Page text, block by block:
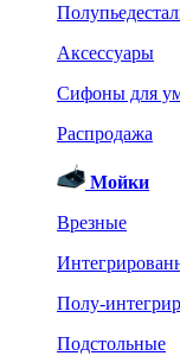
Аксессуары
Сифоны для
Распродажа
Мойки
Врезные
Полу-
Подстольные